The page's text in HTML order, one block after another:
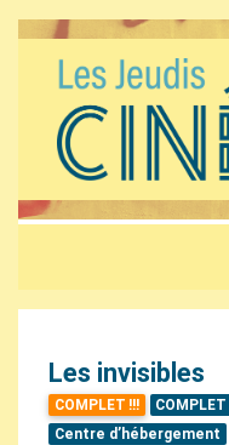
Les invisibles
COMPLET !!! COMPLET
Centre d’hébergement